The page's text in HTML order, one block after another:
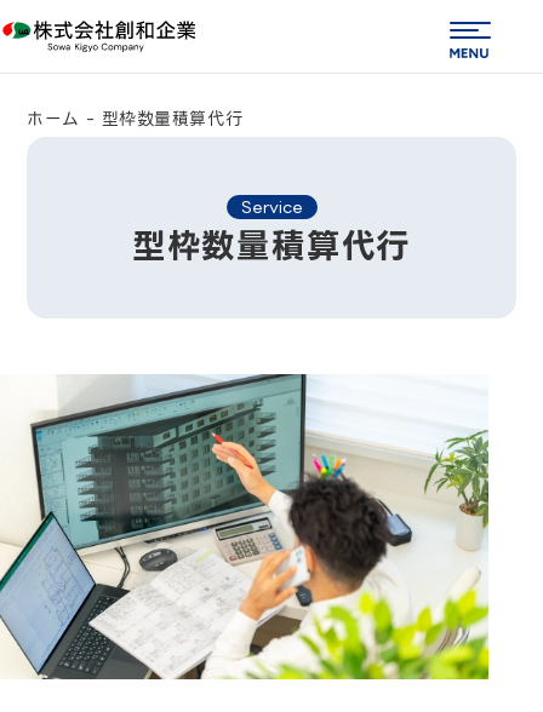
ホーム - 型枠数量積算代行
Service
型枠数量積算代行